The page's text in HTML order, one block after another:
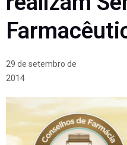
29 de setembro de
2014